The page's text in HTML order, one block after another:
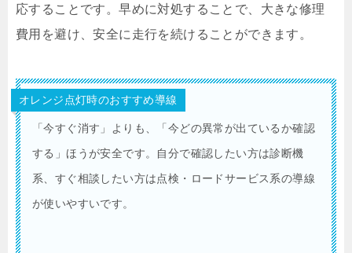
応することです。早めに対処することで、大きな修理
費用を避け、安全に走行を続けることができます。
オレンジ点灯時のおすすめ導線
「今すぐ消す」よりも、「今どの異常が出ているか確認
する」ほうが安全です。自分で確認したい方は診断機
系、すぐ相談したい方は点検・ロードサービス系の導線
が使いやすいです。